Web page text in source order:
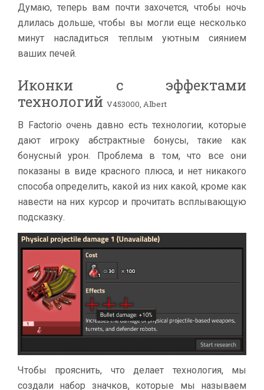
Думаю, теперь вам почти захочется, чтобы ночь
длилась дольше, чтобы вы могли еще несколько
минут насладиться теплым уютным сиянием
ваших печей.
Иконки с эффектами
технологий V453000, Albert
В Factorio очень давно есть технологии, которые
дают игроку абстрактные бонусы, такие как
бонусный урон. Проблема в том, что все они
показаны в виде красного плюса, и нет никакого
способа определить, какой из них какой, кроме как
навести на них курсор и прочитать всплывающую
подсказку.
Чтобы прояснить, что делает технология, мы
создали набор значков, которые мы называем